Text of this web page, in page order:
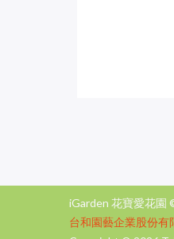
iGarden 花寶愛花園
台和園藝企業股份有